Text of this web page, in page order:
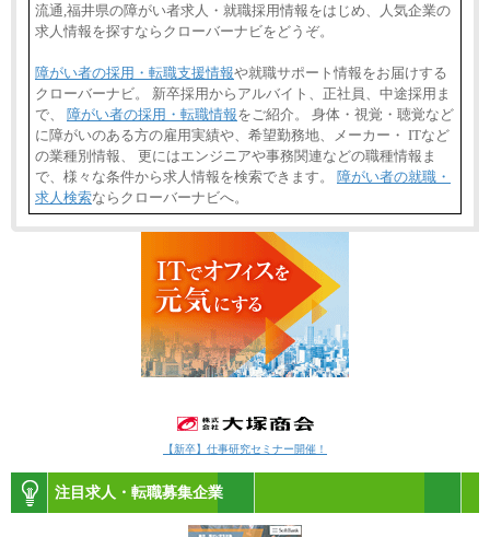
流通,福井県の障がい者求人・就職採用情報をはじめ、人気企業の
求人情報を探すならクローバーナビをどうぞ。
障がい者の採用・転職支援情報や就職サポート情報をお届けする
クローバーナビ。 新卒採用からアルバイト、正社員、中途採用ま
で、 障がい者の採用・転職情報をご紹介。 身体・視覚・聴覚など
に障がいのある方の雇用実績や、希望勤務地、メーカー・ ITなど
の業種別情報、 更にはエンジニアや事務関連などの職種情報ま
で、様々な条件から求人情報を検索できます。 障がい者の就職・
求人検索ならクローバーナビへ。
【新卒】仕事研究セミナー開催！
注目求人・転職募集企業